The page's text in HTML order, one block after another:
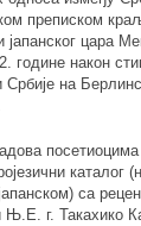
преписком
цара
године након
Србије на
каталог
са
Њ.Е. г. Такахико